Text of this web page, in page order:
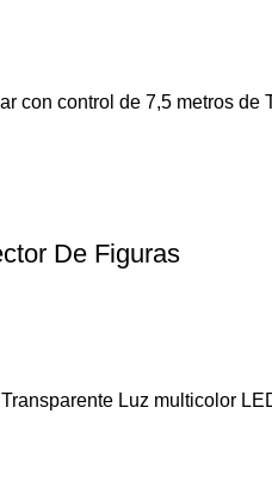
con control de 7,5 metros de
De Figuras
Luz multicolor